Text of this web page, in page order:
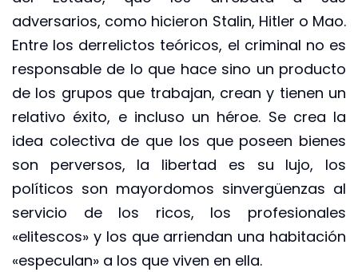
adversarios, como hicieron Stalin, Hitler o Mao.
Entre los derrelictos teóricos, el criminal no es
responsable de lo que hace sino un producto
de los grupos que trabajan, crean y tienen un
relativo éxito, e incluso un héroe. Se crea la
idea colectiva de que los que poseen bienes
son perversos, la libertad es su lujo, los
políticos son mayordomos sinvergüenzas al
servicio de los ricos, los profesionales
«elitescos» y los que arriendan una habitación
«especulan» a los que viven en ella.